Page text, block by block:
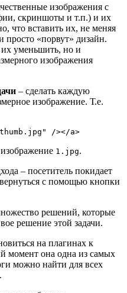
изображения с
скриншоты и т.п.) и их
что вставить их, не меняя
просто «порвут» дизайн.
уменьшить, но и
изображения
– сделать каждую
изображение. Т.е.
/></a>
1.jpg.
– посетитель покидает
с помощью кнопки
решений, которые
решение этой задачи.
на плагинах к
момент она одна из самых
можно найти для всех